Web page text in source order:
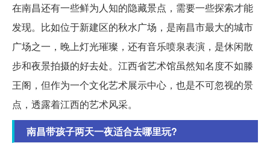
在南昌还有一些鲜为人知的隐藏景点，需要一些探索才能
发现。比如位于新建区的秋水广场，是南昌市最大的城市
广场之一，晚上灯光璀璨，还有音乐喷泉表演，是休闲散
步和夜景拍摄的好去处。江西省艺术馆虽然知名度不如滕
王阁，但作为一个文化艺术展示中心，也是不可忽视的景
点，透露着江西的艺术风采。
南昌带孩子两天一夜适合去哪里玩?